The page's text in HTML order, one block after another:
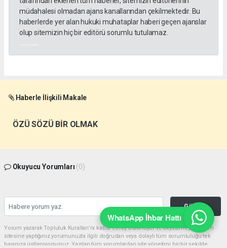
müdahalesi olmadan ajans kanallarından çekilmektedir. Bu
haberlerde yer alan hukuki muhataplar haberi geçen ajanslar
olup sitemizin hiç bir editörü sorumlu tutulamaz.
Haberle İlişkili Makale
ÖZÜ SÖZÜ BİR OLMAK
Okuyucu Yorumları (0)
Gönder
Yorum yazarak Topluluk Kuralları’nı kabul etmiş bulunuyor ve akyazimeydan.com
sitesine yaptığınız yorumunuzla ilgili doğrudan veya dolaylı tüm sorumluluğu tek
başınıza üstleniyorsunuz. Yazılan tüm yorumlardan site yönetimi hiçbir şekilde
WhatsApp İhbar Hattı